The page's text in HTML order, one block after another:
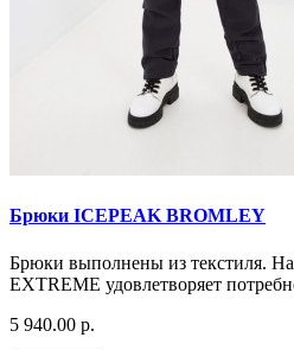
Брюки ICEPEAK BROMLEY
Брюки выполнены из текстиля.
EXTREME удовлетворяет
5 940.00 р.